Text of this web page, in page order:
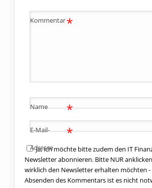
Kommentar*
Name *
E-Mail-
Adresse
*
Ja, ich möchte bitte zudem den IT
Newsletter abonnieren. Bitte NUR
wirklich den Newsletter erhalten möchten -
Absenden des Kommentars ist es nicht